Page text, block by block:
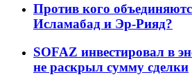
Против кого
Исламабад и Эр-Рияд?
SOFAZ инвестировал в
не раскрыл сумму сделки